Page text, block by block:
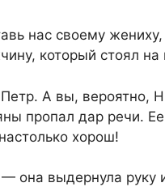
нас своему
который стоял
А вы, вероятно,
пропал дар речи.
хорош!
она выдернула руку